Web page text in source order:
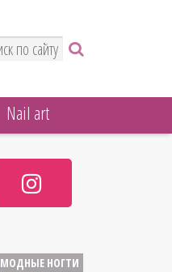
Nail art
МОДНЫЕ НОГТИ